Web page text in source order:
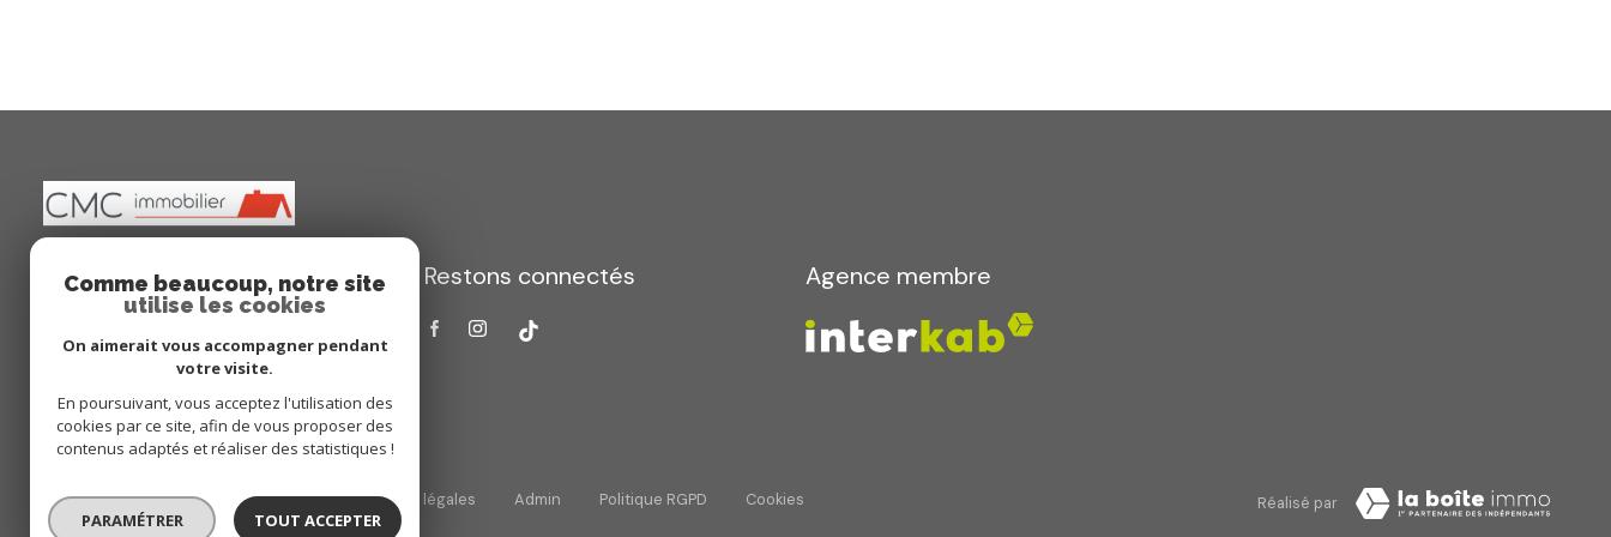
informatique et libertés », vous disposez des droits d’accès, de rectification, d’effacement, d’opposition, de limitation et de
le Réseau, que vos droits « Informatique et Libertés » ne sont pas respectés, vous pouvez adresser une réclamation à la CNIL.
Nous vous informons de l’existence de la liste d'opposition au démarchage téléphonique « Bloctel », sur laquelle vous pouvez
https://www.bloctel.gouv.fr
pas inscrire de Données sensibles dans le champ de saisie libre.
Ce site est protégé par reCAPTCHA, les Politiques de Confidentialitéet es Conditions d'utilisation
CMC IMMOBILIER Luisant
contact@cmcimmobilier.fr
28600 Luisant
Restons connectés Agence membre
Nos honoraires Nos partenaires Mentions légales Admin Politique RGPD Cookies Réalisé par
Comme beaucoup, notre site
utilise les cookies
On aimerait vous accompagner pendant
votre visite.
En poursuivant, vous acceptez l'utilisation des
cookies par ce site, afin de vous proposer des
contenus adaptés et réaliser des statistiques !
PARAMÉTRER TOUT ACCEPTER